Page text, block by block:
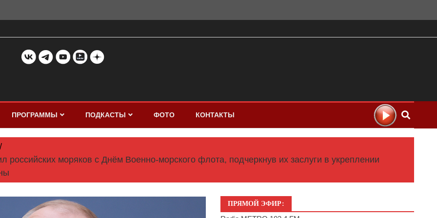
ПРОГРАММЫ ПОДКАСТЫ ФОТО КОНТАКТЫ
российских моряков с Днём Военно-морского флота, подчеркнув их заслуги в укреплении
ПРЯМОЙ ЭФИР: